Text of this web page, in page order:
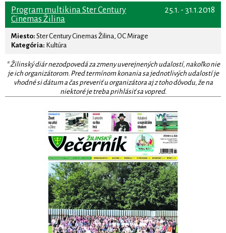
25.1. - 31.1.2018
Program multikina Ster Century
Cinemas Žilina
Miesto: Ster Century Cinemas Žilina, OC Mirage
Kategória: Kultúra
* Žilinský diár nezodpovedá za zmeny uverejnených udalostí, nakoľko nie
je ich organizátorom. Pred termínom konania sa jednotlivých udalostí je
vhodné si dátum a čas preveriť u organizátora aj z toho dôvodu, že na
niektoré je treba prihlásiť sa vopred.